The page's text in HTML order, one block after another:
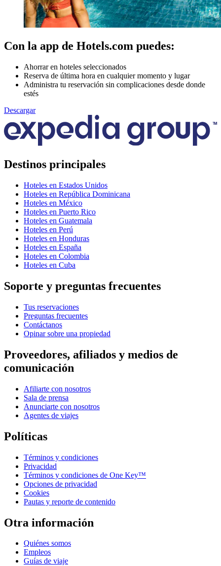
Con la app de Hotels.com puedes:
Ahorrar en hoteles seleccionados
Reserva de última hora en cualquier momento y lugar
Administra tu reservación sin complicaciones desde donde
estés
Descargar
Destinos principales
Hoteles en Estados Unidos
Hoteles en República Dominicana
Hoteles en México
Hoteles en Puerto Rico
Hoteles en Guatemala
Hoteles en Perú
Hoteles en Honduras
Hoteles en España
Hoteles en Colombia
Hoteles en Cuba
Soporte y preguntas frecuentes
Tus reservaciones
Preguntas frecuentes
Contáctanos
Opinar sobre una propiedad
Proveedores, afiliados y medios de
comunicación
Afiliarte con nosotros
Sala de prensa
Anunciarte con nosotros
Agentes de viajes
Políticas
Términos y condiciones
Privacidad
Términos y condiciones de One Key™
Opciones de privacidad
Cookies
Pautas y reporte de contenido
Otra información
Quiénes somos
Empleos
Guías de viaje